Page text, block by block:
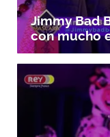
Gracias
Jimmy Bad
con mucho